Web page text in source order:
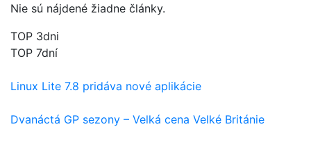
Nie sú nájdené žiadne články.
TOP 3dni
TOP 7dní
Linux Lite 7.8 pridáva nové aplikácie
Dvanáctá GP sezony – Velká cena Velké Británie